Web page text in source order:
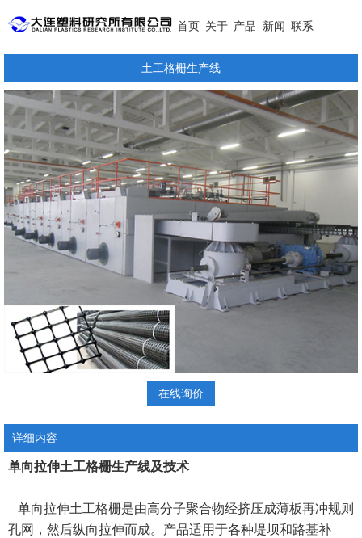
首页 关于 产品 新闻 联系
土工格栅生产线
在线询价
详细内容
单向拉伸土工格栅生产线及技术
单向拉伸土工格栅是由高分子聚合物经挤压成薄板再冲规则
孔网，然后纵向拉伸而成。产品适用于各种堤坝和路基补